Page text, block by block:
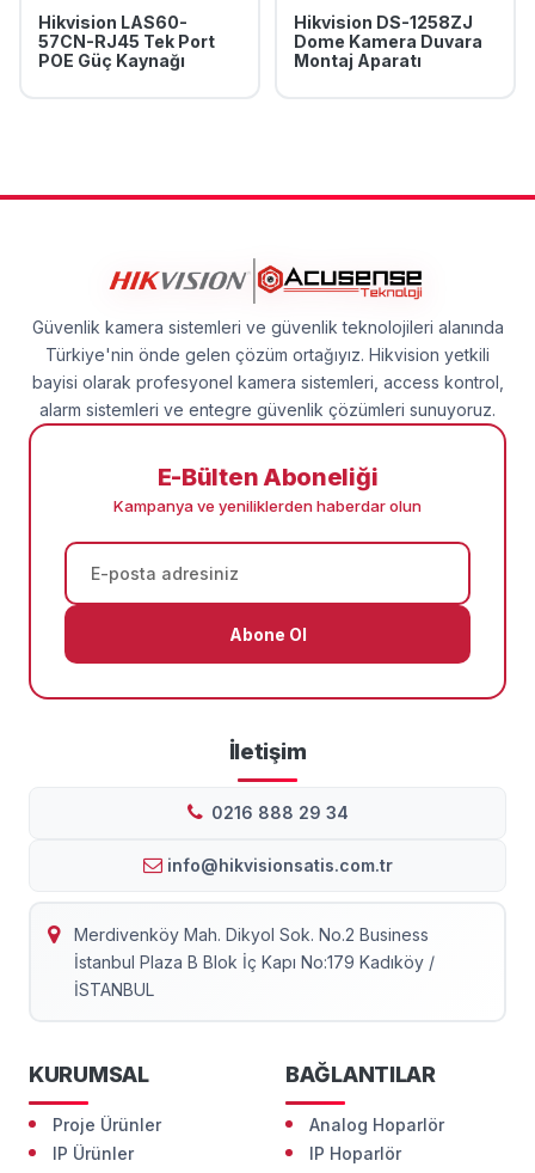
Hikvision LAS60-
57CN-RJ45 Tek Port
POE Güç Kaynağı
Hikvision DS-1258ZJ
Dome Kamera Duvara
Montaj Aparatı
Güvenlik kamera sistemleri ve güvenlik teknolojileri alanında
Türkiye'nin önde gelen çözüm ortağıyız. Hikvision yetkili
bayisi olarak profesyonel kamera sistemleri, access kontrol,
alarm sistemleri ve entegre güvenlik çözümleri sunuyoruz.
E-Bülten Aboneliği
Kampanya ve yeniliklerden haberdar olun
Abone Ol
İletişim
0216 888 29 34
info@hikvisionsatis.com.tr
Merdivenköy Mah. Dikyol Sok. No.2 Business
İstanbul Plaza B Blok İç Kapı No:179 Kadıköy /
İSTANBUL
KURUMSAL
Proje Ürünler
IP Ürünler
BAĞLANTILAR
Analog Hoparlör
IP Hoparlör